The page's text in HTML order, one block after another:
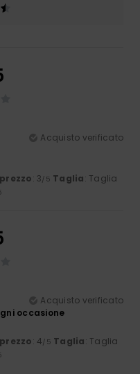
Acquisto verificato
: 3/5 Taglia: Taglia
Acquisto verificato
occasione
: 4/5 Taglia: Taglia